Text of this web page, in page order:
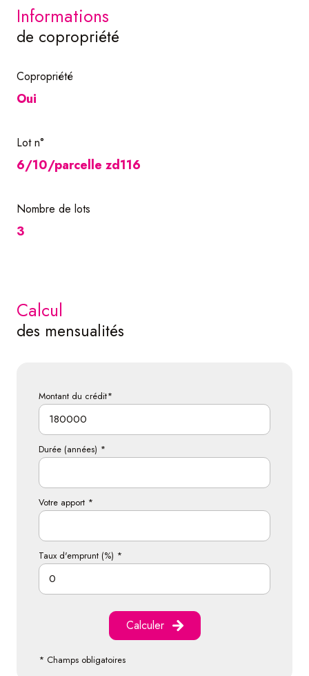
informations
de copropriété
Copropriété
Oui
Lot n°
6/10/parcelle zd116
Nombre de lots
3
calcul
des mensualités
Montant du crédit*
Durée (années) *
Votre apport *
Taux d'emprunt (%) *
Calculer
* Champs obligatoires